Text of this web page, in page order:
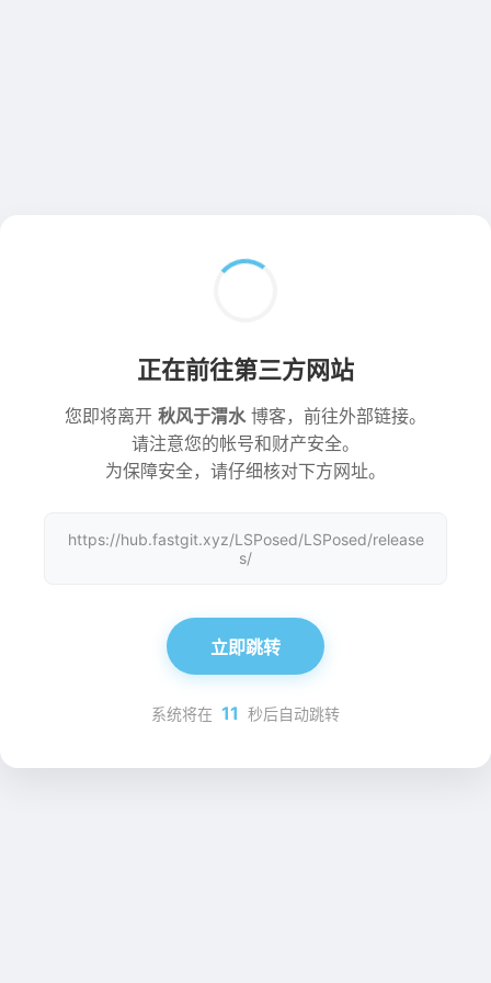
正在前往第三方网站
您即将离开 秋风于渭水博客，前往外部链接。
请注意您的帐号和财产安全。
为保障安全，请仔细核对下方网址。
https://hub.fastgit.xyz/LSPosed/LSPosed/release
s/
立即跳转
系统将在 11 秒后自动跳转